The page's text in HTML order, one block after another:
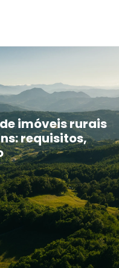
imóveis rurais
requisitos,